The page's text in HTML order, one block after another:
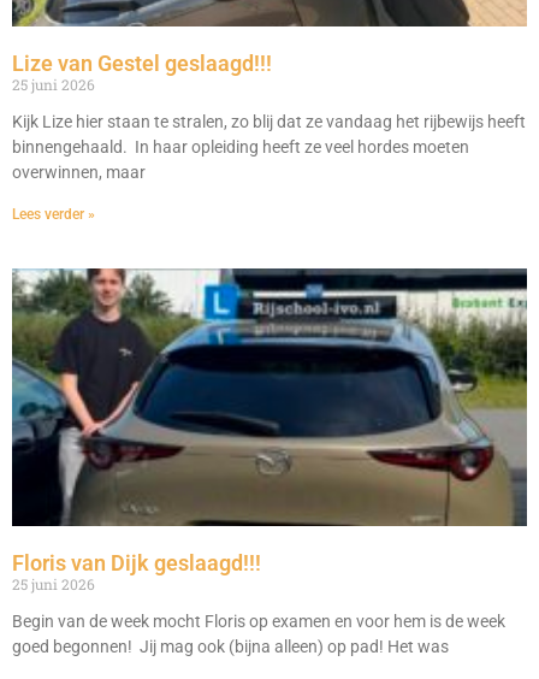
Lize van Gestel geslaagd!!!
25 juni 2026
Kijk Lize hier staan te stralen, zo blij dat ze vandaag het rijbewijs heeft
binnengehaald. In haar opleiding heeft ze veel hordes moeten
overwinnen, maar
Lees verder »
Floris van Dijk geslaagd!!!
25 juni 2026
Begin van de week mocht Floris op examen en voor hem is de week
goed begonnen! Jij mag ook (bijna alleen) op pad! Het was